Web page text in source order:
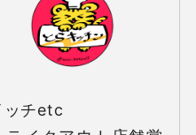
ッチetc